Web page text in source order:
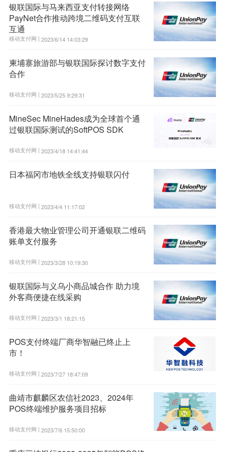
银联国际与马来西亚支付转接网络
PayNet合作推动跨境二维码支付互联
互通
移动支付网 | 2023/6/14 14:03:29
柬埔寨旅游部与银联国际探讨数字支付
合作
移动支付网 | 2023/5/25 9:29:31
MineSec MineHades成为全球首个通
过银联国际测试的SoftPOS SDK
移动支付网 | 2023/4/18 14:41:44
日本福冈市地铁全线支持银联闪付
移动支付网 | 2023/4/4 11:17:02
香港最大物业管理公司开通银联二维码
账单支付服务
移动支付网 | 2023/3/28 10:19:30
银联国际与义乌小商品城合作 助力境
外客商便捷在线采购
移动支付网 | 2023/3/1 18:21:15
POS支付终端厂商华智融已终止上
市！
移动支付网 | 2023/7/27 18:47:09
曲靖市麒麟区农信社2023、2024年
POS终端维护服务项目招标
移动支付网 | 2023/7/6 15:50:00